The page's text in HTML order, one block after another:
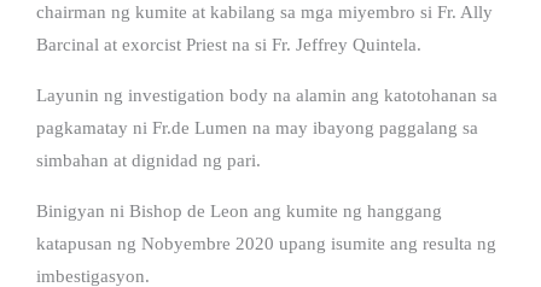
chairman ng kumite at kabilang sa mga miyembro si Fr. Ally
Barcinal at exorcist Priest na si Fr. Jeffrey Quintela.
Layunin ng investigation body na alamin ang katotohanan sa
pagkamatay ni Fr.de Lumen na may ibayong paggalang sa
simbahan at dignidad ng pari.
Binigyan ni Bishop de Leon ang kumite ng hanggang
katapusan ng Nobyembre 2020 upang isumite ang resulta ng
imbestigasyon.